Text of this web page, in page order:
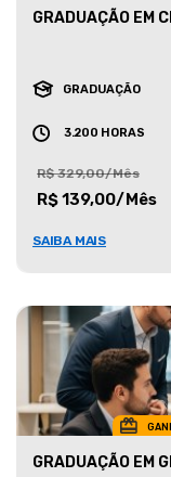
GRADUAÇÃO EM
GRADUAÇÃO
3.200 HORAS
R$ 329,00/Mês
R$ 139,00/Mês
SAIBA MAIS
GRADUAÇÃO EM